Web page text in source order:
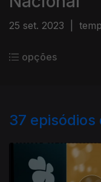
25 set. 2023
opções
37 episódios